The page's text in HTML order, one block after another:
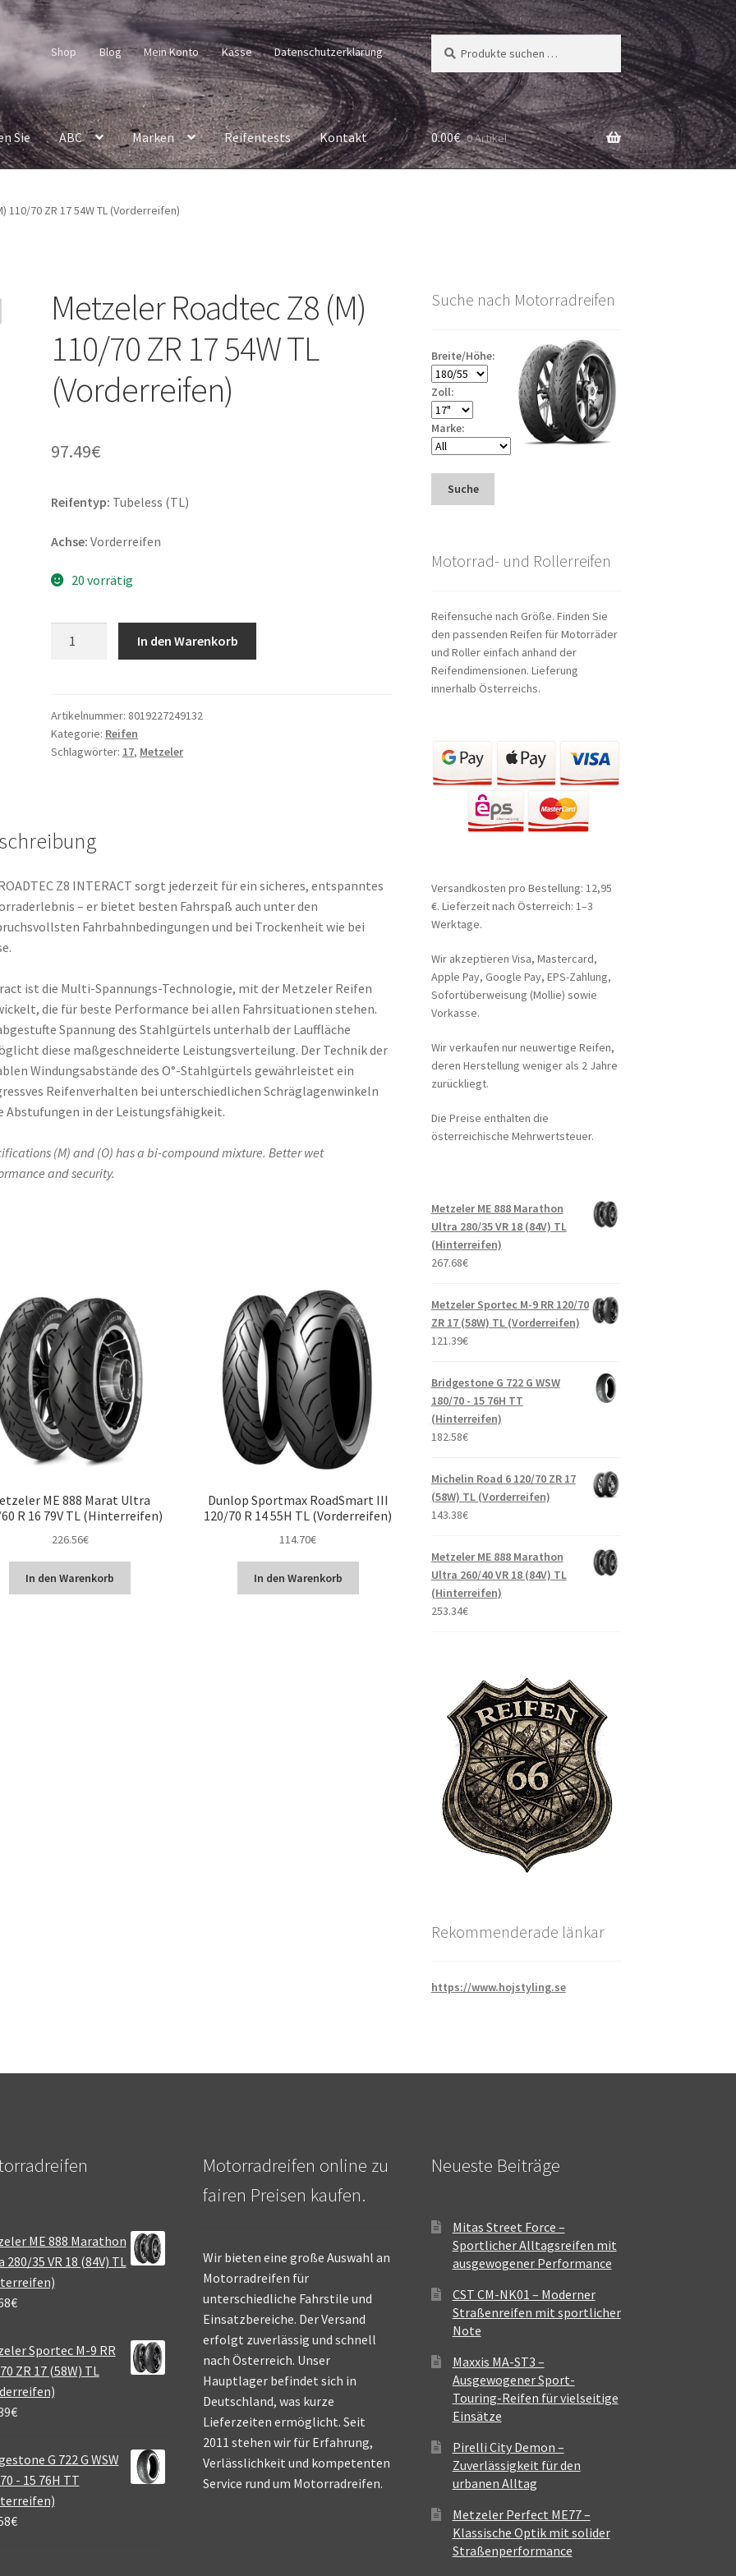
Shop Blog Mein Konto Kasse Datenschutzerklärung
Suchen
nach:
Suchen
Sie ABC Marken Reifentests Kontakt 0.00€ 0 Artikel
110/70 ZR 17 54W TL (Vorderreifen)
Metzeler Roadtec Z8 (M)
110/70 ZR 17 54W TL
(Vorderreifen)
97.49€
Reifentyp: Tubeless (TL)
Achse: Vorderreifen
20 vorrätig
110/70
ZR
17
Menge
In den Warenkorb
Artikelnummer: 8019227249132
Kategorie: Reifen
Schlagwörter: 17, Metzeler
Z8 INTERACT sorgt jederzeit für ein sicheres, entspanntes
– er bietet besten Fahrspaß auch unter den
Fahrbahnbedingungen und bei Trockenheit wie bei
ist die Multi-Spannungs-Technologie, mit der Metzeler Reifen
die für beste Performance bei allen Fahrsituationen stehen.
Spannung des Stahlgürtels unterhalb der Lauffläche
diese maßgeschneiderte Leistungsverteilung. Der Technik der
Windungsabstände des O°-Stahlgürtels gewährleistet ein
Reifenverhalten bei unterschiedlichen Schräglagenwinkeln
Abstufungen in der Leistungsfähigkeit.
(M) and (O) has a bi-compound mixture. Better wet
and security.
ME 888 Marat Ultra
R 16 79V TL (Hinterreifen)
226.56€
In den Warenkorb
Dunlop Sportmax RoadSmart III
120/70 R 14 55H TL (Vorderreifen)
114.70€
In den Warenkorb
Suche nach Motorradreifen
Breite/Höhe:
Zoll:
Marke:
Suche
Motorrad- und Rollerreifen
Reifensuche nach Größe. Finden Sie
den passenden Reifen für Motorräder
und Roller einfach anhand der
Reifendimensionen. Lieferung
innerhalb Österreichs.
Versandkosten pro Bestellung: 12,95
€. Lieferzeit nach Österreich: 1–3
Werktage.
Wir akzeptieren Visa, Mastercard,
Apple Pay, Google Pay, EPS-Zahlung,
Sofortüberweisung (Mollie) sowie
Vorkasse.
Wir verkaufen nur neuwertige Reifen,
deren Herstellung weniger als 2 Jahre
zurückliegt.
Die Preise enthalten die
österreichische Mehrwertsteuer.
Metzeler ME 888 Marathon
Ultra 280/35 VR 18 (84V) TL
(Hinterreifen)
267.68€
Metzeler Sportec M-9 RR 120/70
ZR 17 (58W) TL (Vorderreifen)
121.39€
Bridgestone G 722 G WSW
180/70 - 15 76H TT
(Hinterreifen)
182.58€
Michelin Road 6 120/70 ZR 17
(58W) TL (Vorderreifen)
143.38€
Metzeler ME 888 Marathon
Ultra 260/40 VR 18 (84V) TL
(Hinterreifen)
253.34€
Rekommenderade länkar
https://www.hojstyling.se
ME 888 Marathon
280/35 VR 18 (84V) TL
€
Sportec M-9 RR
ZR 17 (58W) TL
€
G 722 G WSW
- 15 76H TT
€
Motorradreifen online zu
fairen Preisen kaufen.
Wir bieten eine große Auswahl an
Motorradreifen für
unterschiedliche Fahrstile und
Einsatzbereiche. Der Versand
erfolgt zuverlässig und schnell
nach Österreich. Unser
Hauptlager befindet sich in
Deutschland, was kurze
Lieferzeiten ermöglicht. Seit
2011 stehen wir für Erfahrung,
Verlässlichkeit und kompetenten
Service rund um Motorradreifen.
Neueste Beiträge
Mitas Street Force –
Sportlicher Alltagsreifen mit
ausgewogener Performance
CST CM-NK01 – Moderner
Straßenreifen mit sportlicher
Note
Maxxis MA-ST3 –
Ausgewogener Sport-
Touring-Reifen für vielseitige
Einsätze
Pirelli City Demon –
Zuverlässigkeit für den
urbanen Alltag
Metzeler Perfect ME77 –
Klassische Optik mit solider
Straßenperformance